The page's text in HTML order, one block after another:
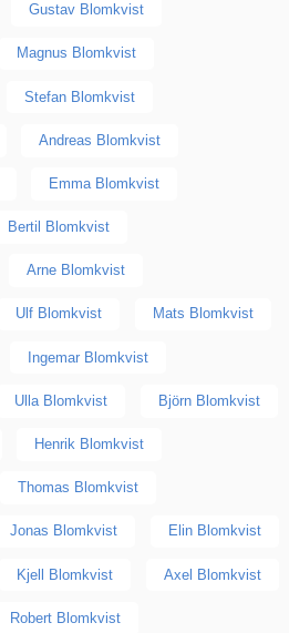
Gustav Blomkvist
Magnus Blomkvist
Stefan Blomkvist
Andreas Blomkvist
Emma Blomkvist
Bertil Blomkvist
Arne Blomkvist
Ulf Blomkvist Mats Blomkvist
Ingemar Blomkvist
Ulla Blomkvist Björn Blomkvist
Henrik Blomkvist
Thomas Blomkvist
Jonas Blomkvist Elin Blomkvist
Kjell Blomkvist Axel Blomkvist
Robert Blomkvist